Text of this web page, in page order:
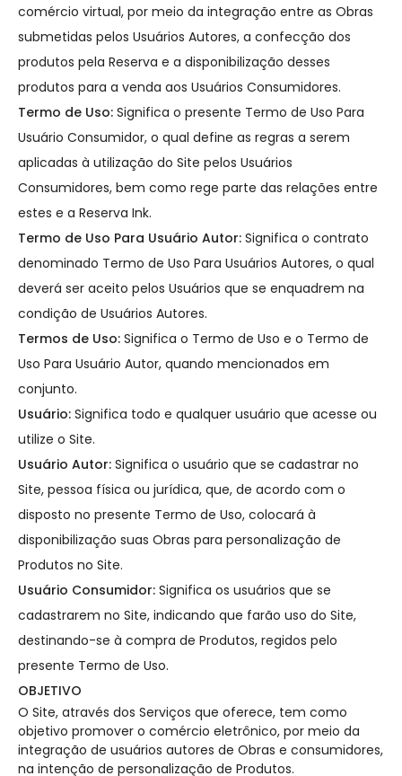
comércio virtual, por meio da integração entre as Obras
submetidas pelos Usuários Autores, a confecção dos
produtos pela Reserva e a disponibilização desses
produtos para a venda aos Usuários Consumidores.
Termo de Uso: Significa o presente Termo de Uso Para
Usuário Consumidor, o qual define as regras a serem
aplicadas à utilização do Site pelos Usuários
Consumidores, bem como rege parte das relações entre
estes e a Reserva Ink.
Termo de Uso Para Usuário Autor: Significa o contrato
denominado Termo de Uso Para Usuários Autores, o qual
deverá ser aceito pelos Usuários que se enquadrem na
condição de Usuários Autores.
Termos de Uso: Significa o Termo de Uso e o Termo de
Uso Para Usuário Autor, quando mencionados em
conjunto.
Usuário: Significa todo e qualquer usuário que acesse ou
utilize o Site.
Usuário Autor: Significa o usuário que se cadastrar no
Site, pessoa física ou jurídica, que, de acordo com o
disposto no presente Termo de Uso, colocará à
disponibilização suas Obras para personalização de
Produtos no Site.
Usuário Consumidor: Significa os usuários que se
cadastrarem no Site, indicando que farão uso do Site,
destinando-se à compra de Produtos, regidos pelo
presente Termo de Uso.
OBJETIVO
O Site, através dos Serviços que oferece, tem como
objetivo promover o comércio eletrônico, por meio da
integração de usuários autores de Obras e consumidores,
na intenção de personalização de Produtos.